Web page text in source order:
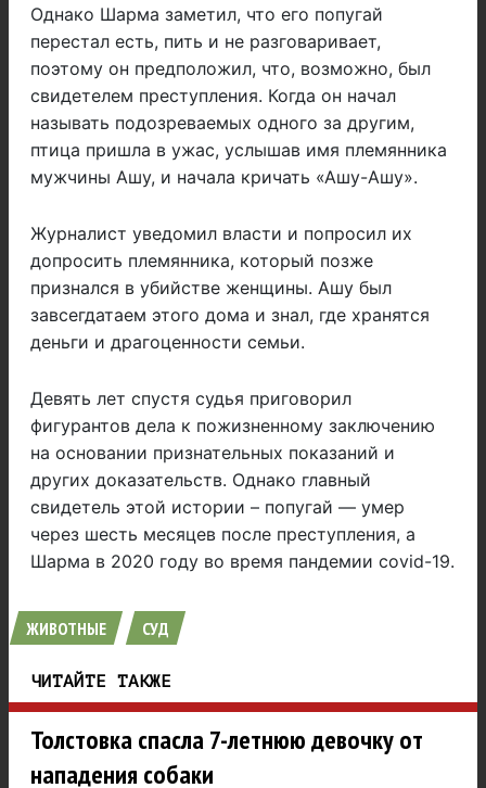
Однако Шарма заметил, что его попугай
перестал есть, пить и не разговаривает,
поэтому он предположил, что, возможно, был
свидетелем преступления. Когда он начал
называть подозреваемых одного за другим,
птица пришла в ужас, услышав имя племянника
мужчины Ашу, и начала кричать «Ашу-Ашу».
Журналист уведомил власти и попросил их
допросить племянника, который позже
признался в убийстве женщины. Ашу был
завсегдатаем этого дома и знал, где хранятся
деньги и драгоценности семьи.
Девять лет спустя судья приговорил
фигурантов дела к пожизненному заключению
на основании признательных показаний и
других доказательств. Однако главный
свидетель этой истории – попугай — умер
через шесть месяцев после преступления, а
Шарма в 2020 году во время пандемии covid-19.
ЖИВОТНЫЕ СУД
ЧИТАЙТЕ ТАКЖЕ
Толстовка спасла 7-летнюю девочку от
нападения собаки